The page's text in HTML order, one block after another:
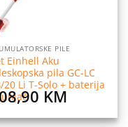
PILE
Einhell Aku
pila GC-LC
20 Li T-Solo + baterija
KM